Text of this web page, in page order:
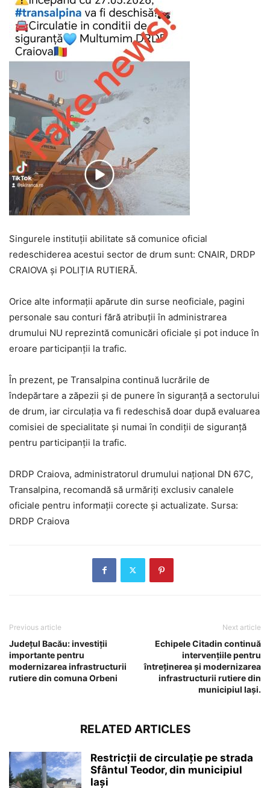
Singurele instituții abilitate să comunice oficial
redeschiderea acestui sector de drum sunt: CNAIR, DRDP
CRAIOVA și POLIȚIA RUTIERĂ.
Orice alte informații apărute din surse neoficiale, pagini
personale sau conturi fără atribuții în administrarea
drumului NU reprezintă comunicări oficiale și pot induce în
eroare participanții la trafic.
În prezent, pe Transalpina continuă lucrările de
îndepărtare a zăpezii și de punere în siguranță a sectorului
de drum, iar circulația va fi redeschisă doar după evaluarea
comisiei de specialitate și numai în condiții de siguranță
pentru participanții la trafic.
DRDP Craiova, administratorul drumului național DN 67C,
Transalpina, recomandă să urmăriți exclusiv canalele
oficiale pentru informații corecte și actualizate. Sursa:
DRDP Craiova
Previous article
Județul Bacău: investiții
importante pentru
modernizarea infrastructurii
rutiere din comuna Orbeni
Next article
Echipele Citadin continuă
intervențiile pentru
întreținerea și modernizarea
infrastructurii rutiere din
municipiul Iași.
RELATED ARTICLES
Restricții de circulație pe strada
Sfântul Teodor, din municipiul
Iași